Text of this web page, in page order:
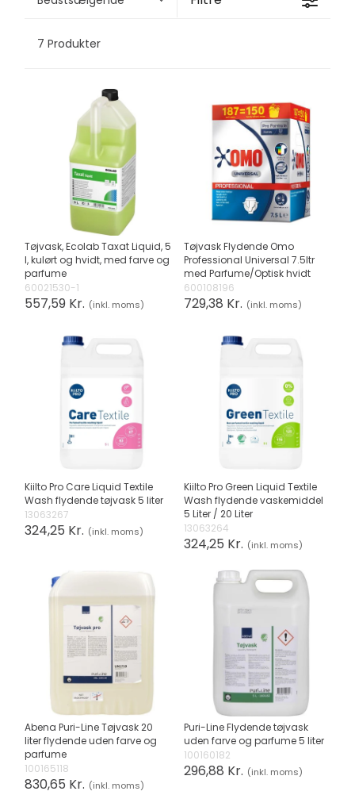
7 Produkter
Tøjvask, Ecolab Taxat Liquid, 5
l, kulørt og hvidt, med farve og
parfume
60021530-1
557,59 Kr. (inkl. moms)
Tøjvask Flydende Omo
Professional Universal 7.5ltr
med Parfume/Optisk hvidt
600108196
729,38 Kr. (inkl. moms)
Kiilto Pro Care Liquid Textile
Wash flydende tøjvask 5 liter
13063267
324,25 Kr. (inkl. moms)
Kiilto Pro Green Liquid Textile
Wash flydende vaskemiddel
5 Liter / 20 Liter
13063264
324,25 Kr. (inkl. moms)
Abena Puri-Line Tøjvask 20
liter flydende uden farve og
parfume
100165118
830,65 Kr. (inkl. moms)
Puri-Line Flydende tøjvask
uden farve og parfume 5 liter
100160182
296,88 Kr. (inkl. moms)